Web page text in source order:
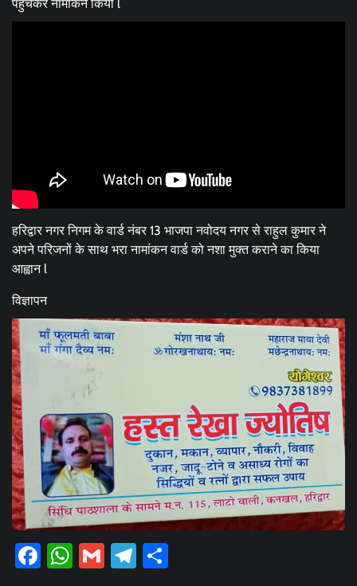
पहुंचकर नामांकन किया l
हरिद्वार नगर निगम के वार्ड नंबर 13 भाजपा नवोदय नगर से राहुल कुमार ने
अपने परिजनों के साथ भरा नामांकन वार्ड को नशा मुक्त कराने का किया
आह्वान l
विज्ञापन
Facebook
WhatsApp
GmailTelegram